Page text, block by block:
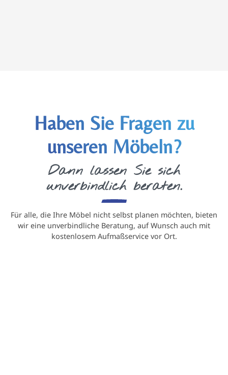
Haben Sie Fragen zu
unseren Möbeln?
Dann lassen Sie sich
unverbindlich beraten.
Für alle, die Ihre Möbel nicht selbst planen möchten, bieten
wir eine unverbindliche Beratung, auf Wunsch auch mit
kostenlosem Aufmaßservice vor Ort.